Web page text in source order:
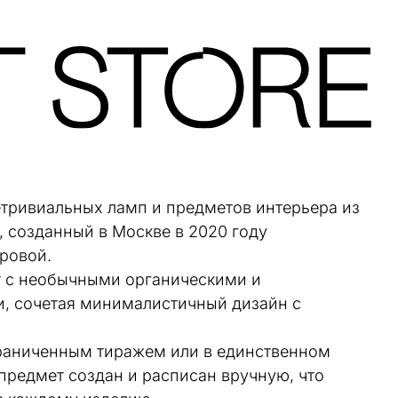
ламп и предметов интерьера из
созданный в Москве в 2020 году
с необычными органическими и
минималистичный дизайн с
тиражем или в единственном
создан и расписан вручную, что